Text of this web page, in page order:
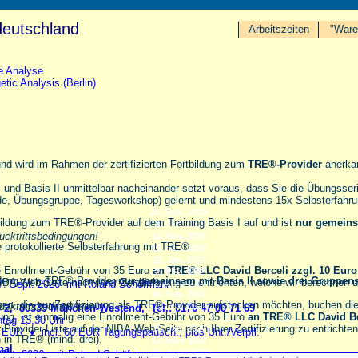
Analyse
Analysis (Berlin)
Arbeitszeiten
wird im Rahmen der zertifizierten Fortbildung zum TRE®-Provider
Basis II unmittelbar nacheinander setzt voraus, dass Sie die
Übungsgruppe, Tagesworkshop) gelernt und mindestens 15x
Sept. 2026 mit Roland Schöfmann
80339 München-Westend, Tel.: 0176 47 00 71 69
13.30 Uhr
EUR♦incl. 60 EUR Tagungspausch., plus Unt./Verpfl.
25. Sept. 2026
16. Okt. 2026
13. Nov. 2026
11. Dez. 2026
22. Jan. 2027
26. Feb. 2027
9. April 2027
zum TRE®-Provider auf dem Training Basis I auf und ist nur
protokollierte Selbsterfahrung mit TRE®
Gebühr von 35 Euro an TRE®LLC David Berceli zzgl. 10
Web-Seite nach Ihrer Zertifizierung zu entrichten, welche wir berechnen
2026 mit Roland Schöfmann
9. Okt. 2026
4. Dez. 2026
26. Feb. 2027
21. Mai 2027
zum TRE®-Providernur gemeinsammitBasis II sowie drei
die zur Zertifizierung als TRE®-Provider aufstocken möchten, buchen
ist einmalig eine Enrollment-Gebühr von 35 Euro an TRE® LLC David
Liste auf der NIBA-Web-Seite nach Ihrer Zertifizierung zu
15. Jan. 2027
12. März 2027
16. April 2027
in TRE® (mind. drei).